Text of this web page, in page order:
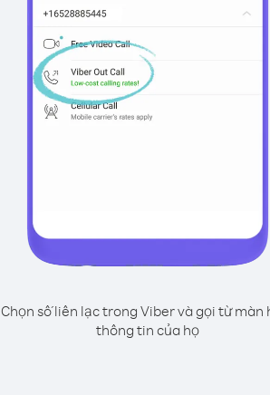
Chọn số liên lạc trong Viber và gọi từ màn
thông tin của họ